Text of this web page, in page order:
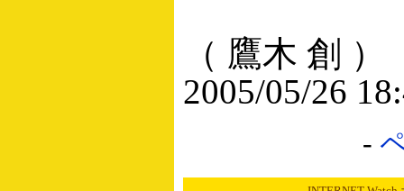
（ 鷹木 創 ）
2005/05/26
-